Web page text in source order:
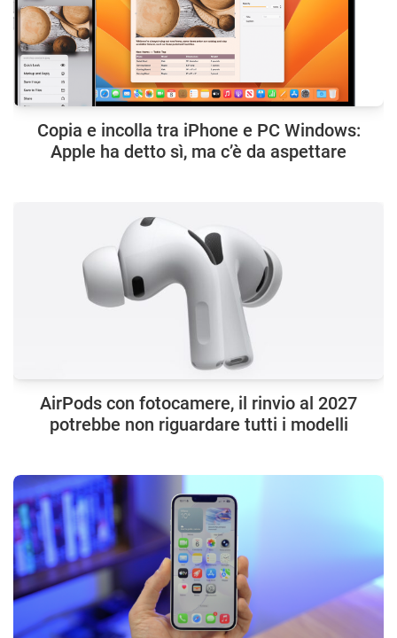
Copia e incolla tra iPhone e PC Windows:
Apple ha detto sì, ma c’è da aspettare
AirPods con fotocamere, il rinvio al 2027
potrebbe non riguardare tutti i modelli